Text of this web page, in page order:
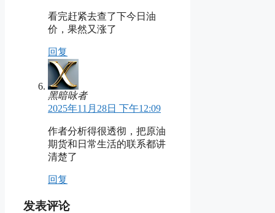
看完赶紧去查了下今日油
价，果然又涨了
回复
黑暗咏者
2025年11月28日 下午12:09
作者分析得很透彻，把原油
期货和日常生活的联系都讲
清楚了
回复
发表评论